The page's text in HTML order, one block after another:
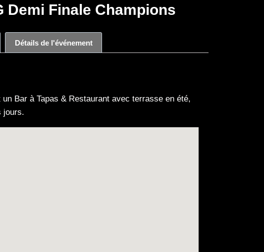
Demi Finale Champions
Détails de l'événement
un Bar à Tapas & Restaurant avec terrasse en été,
jours.